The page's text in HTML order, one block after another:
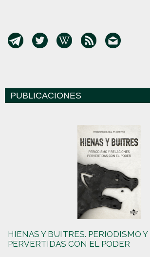
PUBLICACIONES
HIENAS Y BUITRES. PERIODISMO
PERVERTIDAS CON EL PODER